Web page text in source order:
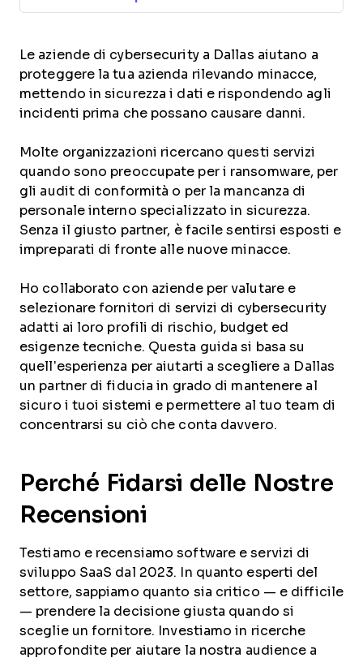
Le aziende di cybersecurity a Dallas aiutano a
proteggere la tua azienda rilevando minacce,
mettendo in sicurezza i dati e rispondendo agli
incidenti prima che possano causare danni.
Molte organizzazioni ricercano questi servizi
quando sono preoccupate per i ransomware, per
gli audit di conformità o per la mancanza di
personale interno specializzato in sicurezza.
Senza il giusto partner, è facile sentirsi esposti e
impreparati di fronte alle nuove minacce.
Ho collaborato con aziende per valutare e
selezionare fornitori di servizi di cybersecurity
adatti ai loro profili di rischio, budget ed
esigenze tecniche. Questa guida si basa su
quell’esperienza per aiutarti a scegliere a Dallas
un partner di fiducia in grado di mantenere al
sicuro i tuoi sistemi e permettere al tuo team di
concentrarsi su ciò che conta davvero.
Perché Fidarsi delle Nostre
Recensioni
Testiamo e recensiamo software e servizi di
sviluppo SaaS dal 2023. In quanto esperti del
settore, sappiamo quanto sia critico — e difficile
— prendere la decisione giusta quando si
sceglie un fornitore. Investiamo in ricerche
approfondite per aiutare la nostra audience a